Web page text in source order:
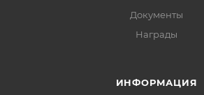
Документы
Награды
ИНФОРМАЦИЯ